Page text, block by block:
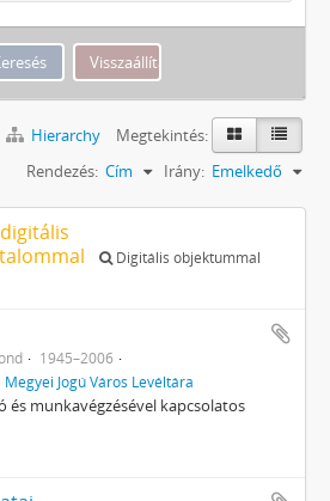
Hierarchy
Megtekintés:
Rendezés: Cím Irány: Emelkedő
Digitális objektummal
1945–2006
Jogú Város Levéltára
és munka­végzésével kapcsolatos